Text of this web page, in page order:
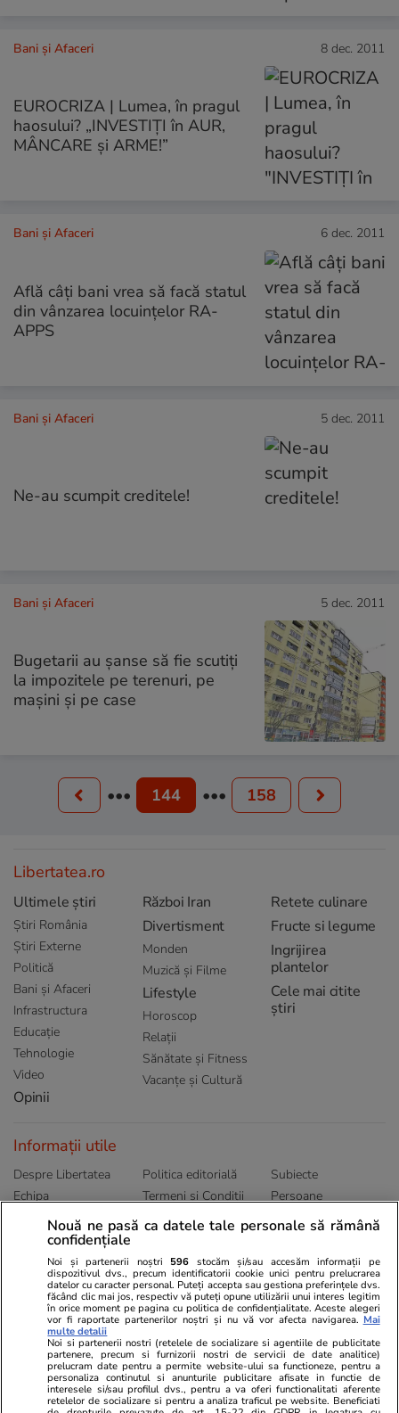
Bani și Afaceri 8 dec. 2011
EUROCRIZA | Lumea, în pragul
haosului? „INVESTIŢI în AUR,
MÂNCARE şi ARME!”
Bani și Afaceri 6 dec. 2011
Află câți bani vrea să facă statul
din vânzarea locuinţelor RA-
APPS
Bani și Afaceri 5 dec. 2011
Ne-au scumpit creditele!
Bani și Afaceri 5 dec. 2011
Bugetarii au șanse să fie scutiți
la impozitele pe terenuri, pe
maşini și pe case
••• 144 ••• 158
Libertatea.ro
Ultimele știri
Știri România
Știri Externe
Politică
Bani și Afaceri
Infrastructura
Educație
Tehnologie
Video
Opinii
Război Iran
Divertisment
Monden
Muzică și Filme
Lifestyle
Horoscop
Relații
Sănătate și Fitness
Vacanțe și Cultură
Retete culinare
Fructe si legume
Ingrijirea
plantelor
Cele mai citite
știri
Informații utile
Despre Libertatea
Echipa
Publicitate
Politica de
Politica editorială
Termeni și Conditii
Abonamente
Subiecte
Persoane
Sitemap
Ringier România
Libertatea pentru
Unica.ro
Program TV
Avantaje
ELLE
Gazeta Sporturilor
Stiri mondene
Calculator sarcina
Locuri de muncă
Imobiliare.ro
Jobradar24
Imoradar24
Nouă ne pasă ca datele tale personale să rămână
confidențiale
Noi și partenerii noștri 596 stocăm și/sau accesăm informații pe
dispozitivul dvs., precum identificatorii cookie unici pentru prelucrarea
datelor cu caracter personal. Puteți accepta sau gestiona preferințele dvs.
făcând clic mai jos, respectiv vă puteți opune utilizării unui interes legitim
în orice moment pe pagina cu politica de confidențialitate. Aceste alegeri
vor fi raportate partenerilor noștri și nu vă vor afecta navigarea. Mai
multe detalii
Noi si partenerii nostri (retelele de socializare si agentiile de publicitate
partenere, precum si furnizorii nostri de servicii de date analitice)
prelucram date pentru a permite website-ului sa functioneze, pentru a
personaliza continutul si anunturile publicitare afisate in functie de
interesele si/sau profilul dvs., pentru a va oferi functionalitati aferente
retelelor de socializare si pentru a analiza traficul pe website. Beneficiati